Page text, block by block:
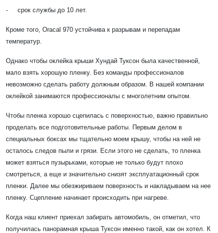
- срок службы до 10 лет.
Кроме того, Oracal 970 устойчива к разрывам и перепадам
температур.
Однако чтобы оклейка крыши Хундай Туксон была качественной,
мало взять хорошую пленку. Без команды профессионалов
невозможно сделать работу должным образом. В нашей компании
оклейкой занимаются профессионалы с многолетним опытом.
Чтобы пленка хорошо сцепилась с поверхностью, важно правильно
проделать все подготовительные работы. Первым делом в
специальных боксах мы тщательно моем крышу, чтобы на ней не
осталось следов пыли и грязи. Если этого не сделать, то пленка
может взяться пузырьками, которые не только будут плохо
смотреться, а еще и значительно снизят эксплуатационный срок
пленки. Далее мы обезжириваем поверхность и накладываем на нее
пленку. Сцепление начинает происходить при нагреве.
Когда наш клиент приехал забирать автомобиль, он отметил, что
получилась панорамная крыша Туксон именно такой, как он хотел. К